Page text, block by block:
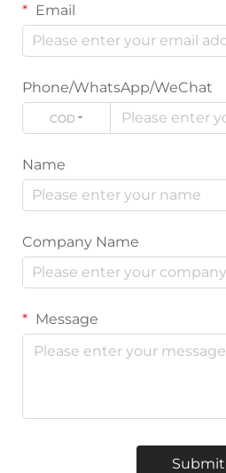
Email
Phone/WhatsApp/WeChat
CODE
Name
Company Name
Message
Submit